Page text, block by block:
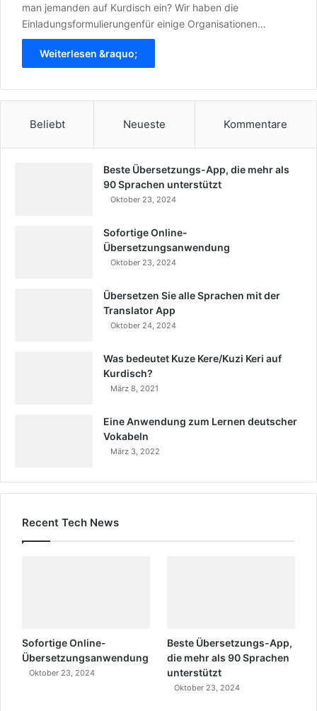
man jemanden auf Kurdisch ein? Wir haben die
Einladungsformulierungenfür einige Organisationen…
Weiterlesen &raquo;
Beliebt Neueste Kommentare
Beste Übersetzungs-App, die mehr als
90 Sprachen unterstützt
Oktober 23, 2024
Sofortige Online-
Übersetzungsanwendung
Oktober 23, 2024
Übersetzen Sie alle Sprachen mit der
Translator App
Oktober 24, 2024
Was bedeutet Kuze Kere/Kuzi Keri auf
Kurdisch?
März 8, 2021
Eine Anwendung zum Lernen deutscher
Vokabeln
März 3, 2022
Recent Tech News
Sofortige Online-
Übersetzungsanwendung
Oktober 23, 2024
Beste Übersetzungs-App,
die mehr als 90 Sprachen
unterstützt
Oktober 23, 2024